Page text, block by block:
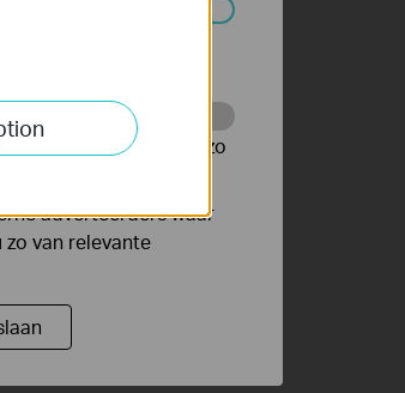
niet worden
website te volgen en zo
adverteerders waar
van relevante